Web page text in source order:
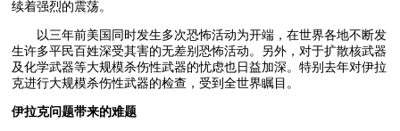
续着强烈的震荡。
以三年前美国同时发生多次恐怖活动为开端，在世界各地不断发
生许多平民百姓深受其害的无差别恐怖活动。另外，对于扩散核武器
及化学武器等大规模杀伤性武器的忧虑也日益加深。特别去年对伊拉
克进行大规模杀伤性武器的检查，受到全世界瞩目。
伊拉克问题带来的难题